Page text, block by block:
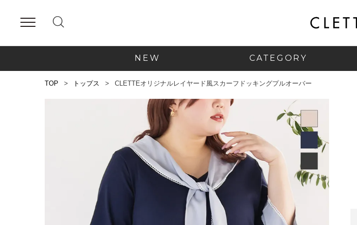
NEW CATEGORY
TOP トップス CLETTEオリジナルレイヤード風スカーフドッキングプルオーバー